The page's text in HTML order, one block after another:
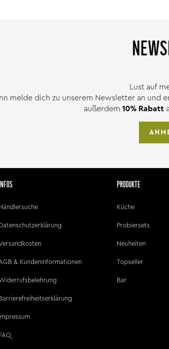
Lust auf
melde dich zu unserem Newsletter an und
außerdem 10% Rabatt
INFOS
Händlersuche
Datenschutzerklärung
& Kundeninformationen
Barrierefreiheitserklärung
Impressum
FAQ
PRODUKTE
Küche
Probiersets
Neuheiten
Topseller
Bar